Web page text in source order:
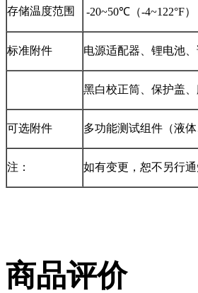
存储温度范围 -20~50℃（-4~122°F）
标准附件 电源适配器、锂电池
黑白校正筒、保护盖
可选附件 多功能测试组件（液
注： 如有变更，恕不另行通
商品评价